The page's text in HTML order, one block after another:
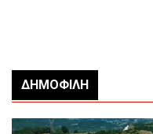
ΔΗΜΟΦΙΛΉ